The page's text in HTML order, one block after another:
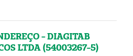
- DIAGITAB
LTDA (54003267-5)